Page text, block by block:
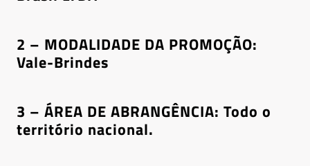
2 – MODALIDADE DA PROMOÇÃO:
Vale-Brindes
3 – ÁREA DE ABRANGÊNCIA: Todo o
território nacional.